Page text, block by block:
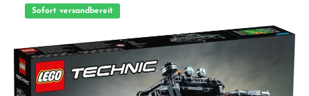
BATMAN MOVIE Serie 2 Jede Tüte enthält 1 Figur + mind. 1 Zubehörelement +
Sammlerbroschüre Mit bedruckter Stellplatte mit Batman-Logo (neu ab 2018)
LEGO® Qualität – robust, passgenau und langlebig Lieferumfang 1 x versiegelte
LEGO® Überraschungstüte mit 1 zufälligen Figur (Serie 2) Hinweis: Keine
Vorauswahl möglich. Jede Tüte enthält genau 1 zufällige Figur. Bei
Mehrfachkäufen können Duplikate vorkommen. Technische Angaben
Altersempfehlung: ab 5 Jahren Serie: LEGO® Minifigures – THE LEGO BATMAN
MOVIE Serie 2 ACHTUNG! Erstickungsgefahr. Verschluckbare Kleinteile. Nicht
geeignet für Kinder unter 3 Jahren.
Sofort versandbereit